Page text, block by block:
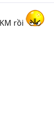
rồi